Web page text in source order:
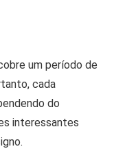
um período de
cada
do
interessantes